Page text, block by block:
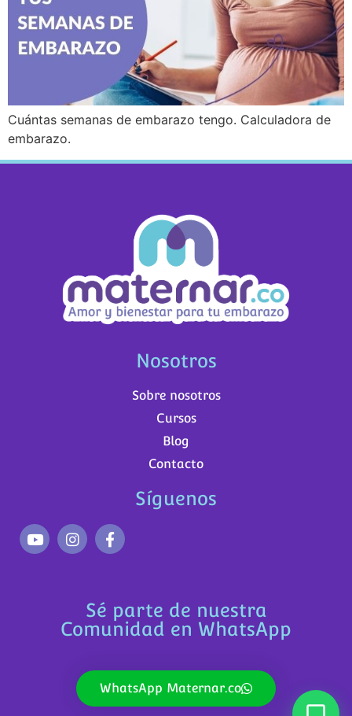
Cuántas semanas de embarazo tengo. Calculadora de
embarazo.
Nosotros
Sobre nosotros
Cursos
Blog
Contacto
Síguenos
Sé parte de nuestra
Comunidad en WhatsApp
WhatsApp Maternar.co